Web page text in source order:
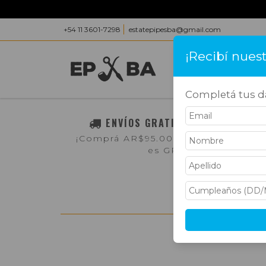
+54 11 3601-7298 estatepipesba@gmail.com
ENVÍOS GRATIS A TODO EL PAÍS
¡Comprá AR$95.000,- o más y el
es GRATIS!
¡Recibí
Completá tus